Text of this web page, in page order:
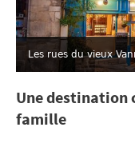
Les rues du vieux
Une destination
famille